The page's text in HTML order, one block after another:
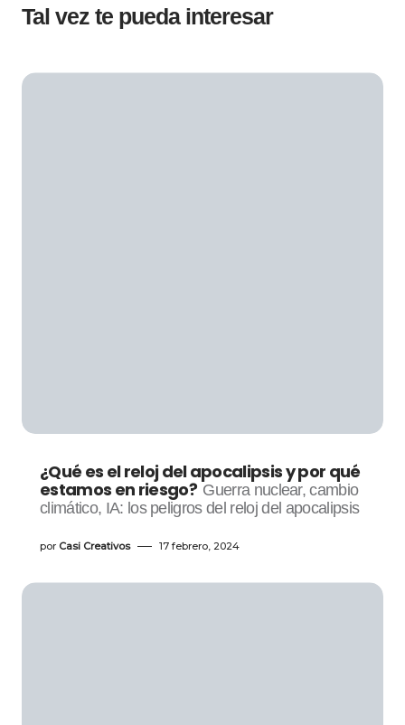
Tal vez te pueda interesar
¿Qué es el reloj del apocalipsis y por qué
estamos en riesgo? Guerra nuclear, cambio
climático, IA: los peligros del reloj del apocalipsis
por Casi Creativos 17 febrero, 2024